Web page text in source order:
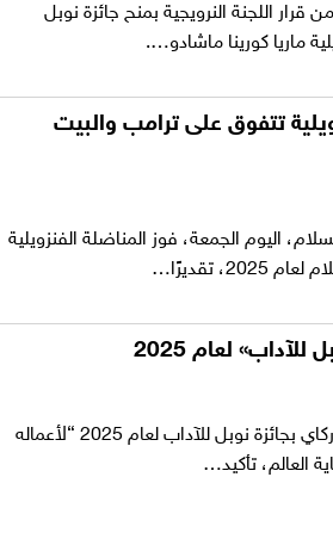
اللجنة النرويجية بمنح جائزة نوبل
تتفوق على ترامب والبيت
اليوم الجمعة، فوز المناضلة الفنزويلية
تقديرًا…
لعام 2025
فاز الكاتب الهنغاري لاسلو كراسناهوركاي بجائزة نوبل للآداب لعام 2025 “لأعماله
العالم، تأكيد…